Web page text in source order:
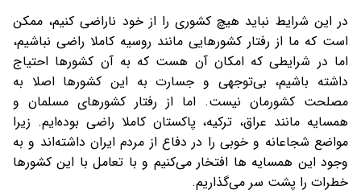
در این شرایط نباید هیچ کشوری را از خود ناراضی کنیم، ممکن
است که ما از رفتار کشورهایی مانند روسیه کاملا راضی نباشیم،
اما در شرایطی که امکان آن هست که به آن کشورها احتیاج
داشته باشیم، بی‌توجهی و جسارت به این کشورها اصلا به
مصلحت کشورمان نیست. اما از رفتار کشورهای مسلمان و
همسایه مانند عراق، ترکیه، پاکستان کاملا راضی بوده‌ایم. زیرا
مواضع شجاعانه و خوبی را در دفاع از مردم ایران داشته‌اند و به
وجود این همسایه ها افتخار می‌کنیم و با تعامل با این کشورها
خطرات را پشت سر می‌گذاریم.